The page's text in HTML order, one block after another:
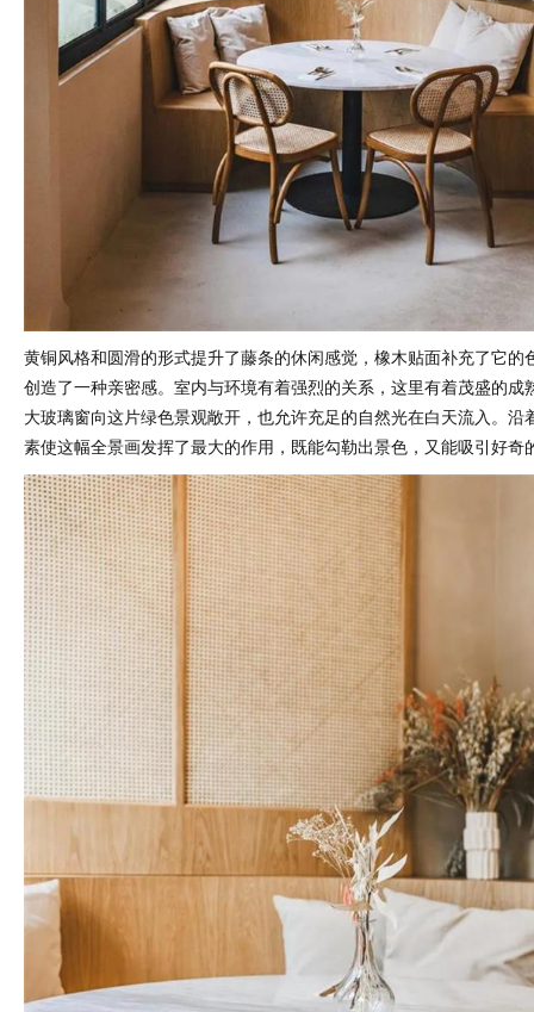
黄铜风格和圆滑的形式提升了藤条的休闲感觉，橡木贴面补充了它的
创造了一种亲密感。室内与环境有着强烈的关系，这里有着茂盛的成
大玻璃窗向这片绿色景观敞开，也允许充足的自然光在白天流入。沿
素使这幅全景画发挥了最大的作用，既能勾勒出景色，又能吸引好奇